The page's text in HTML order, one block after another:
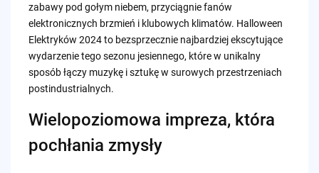
zabawy pod gołym niebem, przyciągnie fanów
elektronicznych brzmień i klubowych klimatów. Halloween
Elektryków 2024 to bezsprzecznie najbardziej ekscytujące
wydarzenie tego sezonu jesiennego, które w unikalny
sposób łączy muzykę i sztukę w surowych przestrzeniach
postindustrialnych.
Wielopoziomowa impreza, która
pochłania zmysły